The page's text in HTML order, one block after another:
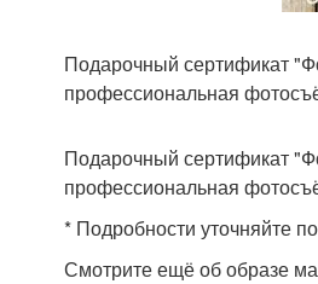
Подарочный сертификат
профессиональная
Подарочный сертификат
профессиональная
* Подробности уточняйте
Смотрите ещё об образе